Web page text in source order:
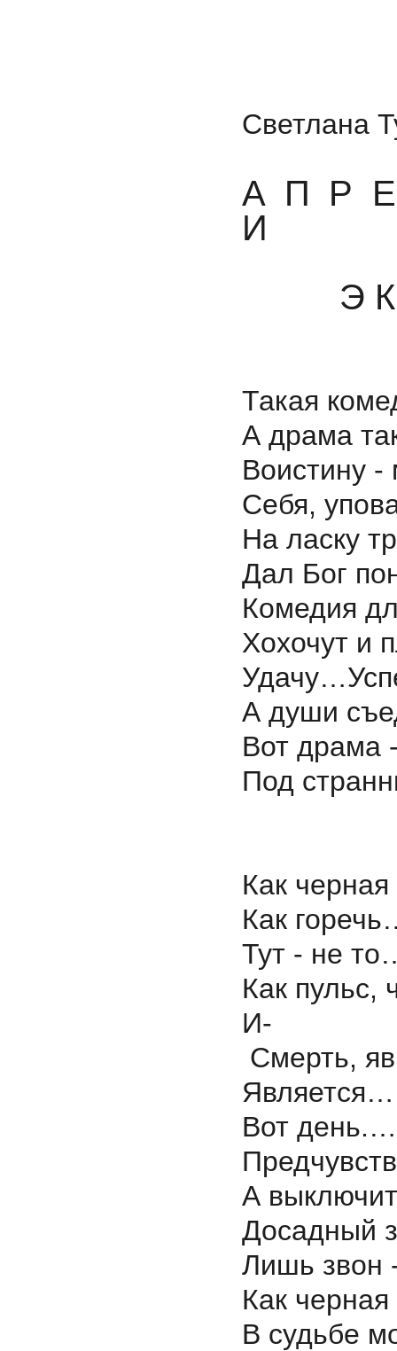
Светлана
А П Р
Э К С
Такая
А драма
Воистину -
Себя,
На ласку
Дал Бог
Комедия
Хохочут и
А души
Вот драма
Под
Как
Как
Тут - не
Как пульс,
И-
Смерть,
Является…
Вот
А
Досадный
Лишь звон
Как
В судьбе